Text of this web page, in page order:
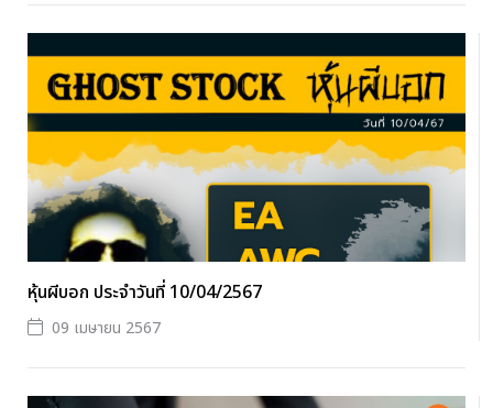
หุ้นผีบอก ประจำวันที่ 10/04/2567
09 เมษายน 2567